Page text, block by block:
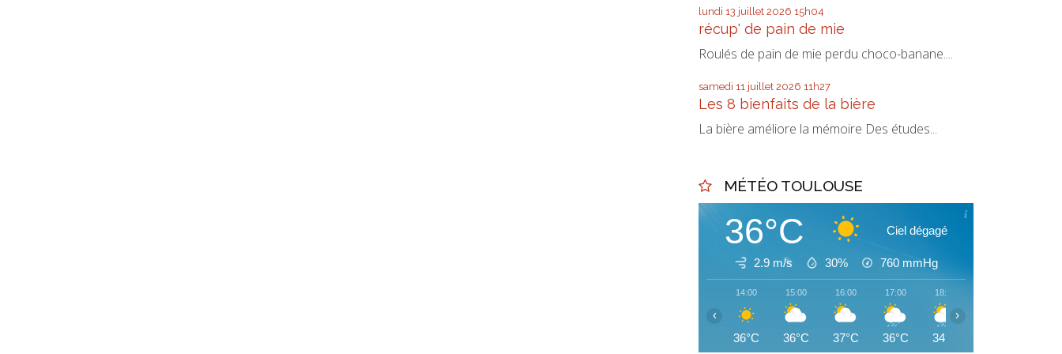
lundi 13 juillet 2026 15h04
récup' de pain de mie
Roulés de pain de mie perdu choco-banane....
samedi 11 juillet 2026 11h27
Les 8 bienfaits de la bière
La bière améliore la mémoire Des études...
MÉTÉO TOULOUSE
36°C Ciel dégagé
2.9 m/s 30% 760 mmHg
14:00
36°C
15:00
36°C
16:00
37°C
17:00
36°C
18:00
34°C
‹ ›